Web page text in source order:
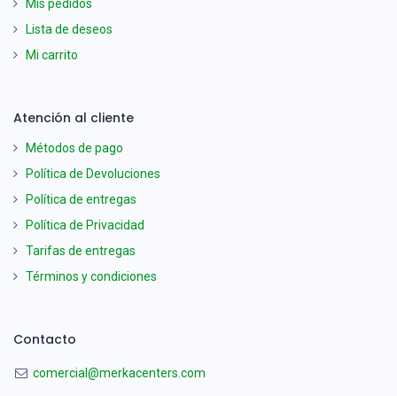
Contacto
comercial@merkacenters.com
Mis pedidos
Lista de deseos
Mi carrito
Atención al cliente
Métodos de pago
Política de Devoluciones
Política de entregas
Política de Privacidad
Tarifas de entregas
Términos y condiciones